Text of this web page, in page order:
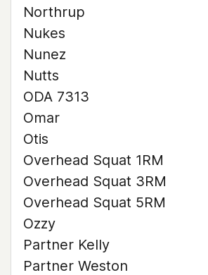
Northrup
Nukes
Nunez
Nutts
ODA 7313
Omar
Otis
Overhead Squat 1RM
Overhead Squat 3RM
Overhead Squat 5RM
Ozzy
Partner Kelly
Partner Weston